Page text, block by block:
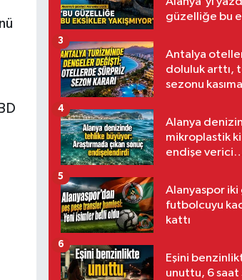
güzelliğe bu
Antalya
doluluk arttı,
sezonu
3
Alanya
mikroplastik
endişe verici
4
Alanyaspor iki
futbolcuyu
kattı
5
Eşini
unuttu, 6 saat
6